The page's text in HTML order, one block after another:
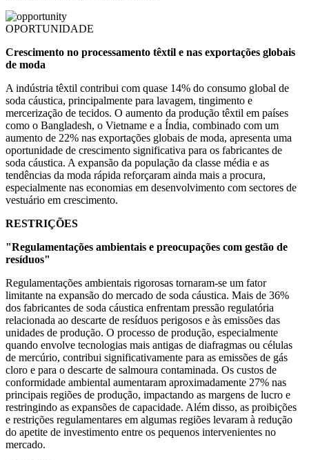
OPORTUNIDADE
Crescimento no processamento têxtil e nas exportações globais
de moda
A indústria têxtil contribui com quase 14% do consumo global de
soda cáustica, principalmente para lavagem, tingimento e
mercerização de tecidos. O aumento da produção têxtil em países
como o Bangladesh, o Vietname e a Índia, combinado com um
aumento de 22% nas exportações globais de moda, apresenta uma
oportunidade de crescimento significativa para os fabricantes de
soda cáustica. A expansão da população da classe média e as
tendências da moda rápida reforçaram ainda mais a procura,
especialmente nas economias em desenvolvimento com sectores de
vestuário em crescimento.
RESTRIÇÕES
"Regulamentações ambientais e preocupações com gestão de
resíduos"
Regulamentações ambientais rigorosas tornaram-se um fator
limitante na expansão do mercado de soda cáustica. Mais de 36%
dos fabricantes de soda cáustica enfrentam pressão regulatória
relacionada ao descarte de resíduos perigosos e às emissões das
unidades de produção. O processo de produção, especialmente
quando envolve tecnologias mais antigas de diafragmas ou células
de mercúrio, contribui significativamente para as emissões de gás
cloro e para o descarte de salmoura contaminada. Os custos de
conformidade ambiental aumentaram aproximadamente 27% nas
principais regiões de produção, impactando as margens de lucro e
restringindo as expansões de capacidade. Além disso, as proibições
e restrições regulamentares em algumas regiões levaram à redução
do apetite de investimento entre os pequenos intervenientes no
mercado.